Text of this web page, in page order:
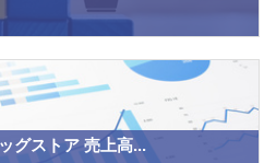
グストア 売上高...